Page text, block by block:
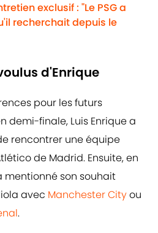
exclusif : "Le PSG a
recherchait depuis le
d'Enrique
pour les futurs
demi-finale, Luis Enrique a
rencontrer une équipe
de Madrid. Ensuite, en
mentionné son souhait
avec Manchester Cityou
.